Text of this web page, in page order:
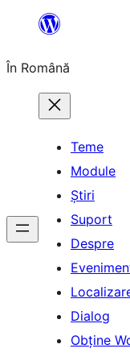
conținut
În Română
Teme
Module
Știri
Suport
Despre
Dialog
Obține